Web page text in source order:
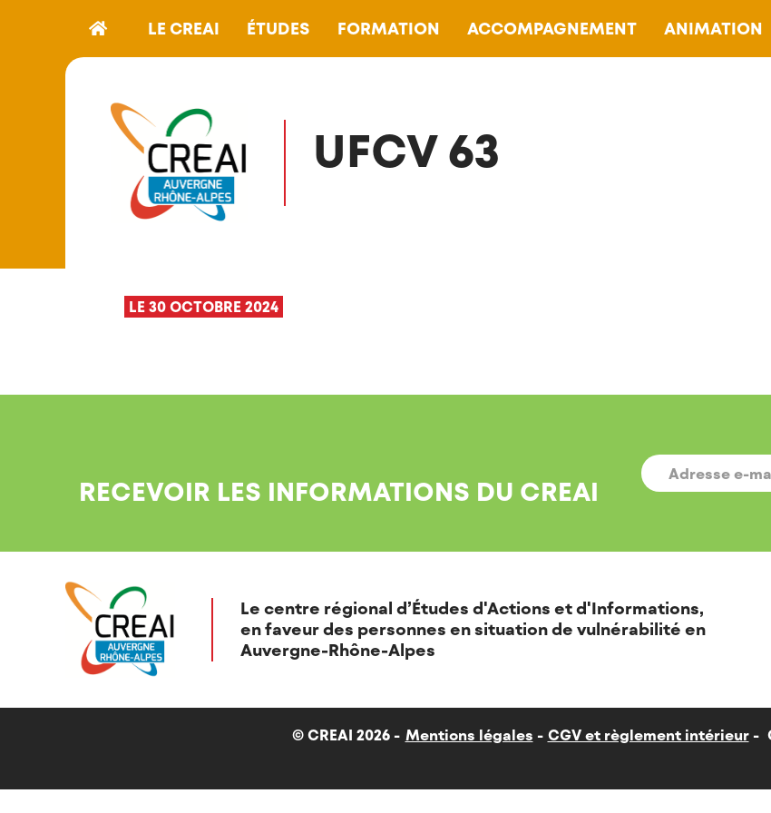
LE CREAI ÉTUDES FORMATION ACCOMPAGNEMENT ANIMATION
UFCV 63
LE 30 OCTOBRE 2024
RECEVOIR LES INFORMATIONS DU CREAI
E-
MAIL *
Le centre régional d’Études d'Actions et d'Informations,
en faveur des personnes en situation de vulnérabilité en
Auvergne-Rhône-Alpes
© CREAI 2026 - Mentions légales CGV et règlement intérieur